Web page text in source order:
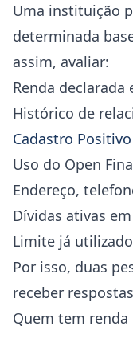
Uma instituição
determinada
assim, avaliar:
Renda declarada
Histórico de
Cadastro Positivo
Uso do Open
Endereço,
Dívidas ativas
Limite já
Por isso, duas
receber
Quem tem